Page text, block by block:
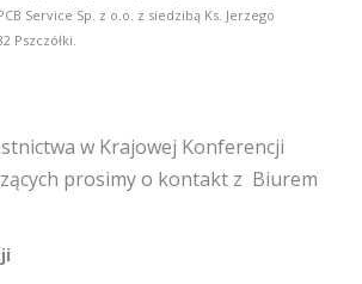
Service Sp. z o.o. z siedzibą Ks. Jerzego
Pszczółki.
w Krajowej Konferencji
prosimy o kontakt z Biurem